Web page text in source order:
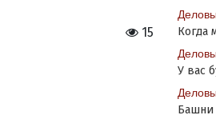
15 Когда
У вас
Башни